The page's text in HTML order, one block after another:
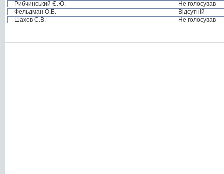
Рибчинський Є.Ю.
Не голосував
Фельдман О.Б.
Відсутній
Шахов С.В.
Не голосував